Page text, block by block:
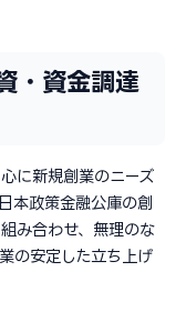
・資金調達
に新規創業のニーズ
本政策金融公庫の創
み合わせ、無理のな
の安定した立ち上げ